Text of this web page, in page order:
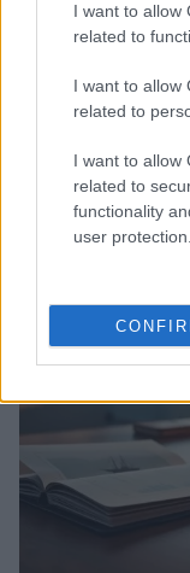
I want to allow
related to
I want to allow
related to
I want to allow
related to
functionality
user protection.
Ripensare le
donatori
Martina Marchesi · 10 Lug